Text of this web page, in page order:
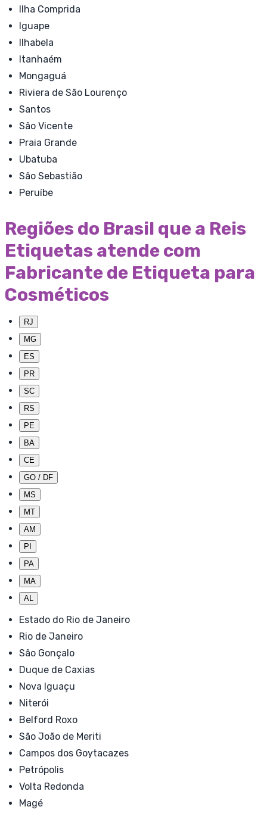
Ilha Comprida
Iguape
Ilhabela
Itanhaém
Mongaguá
Riviera de São Lourenço
Santos
São Vicente
Praia Grande
Ubatuba
São Sebastião
Peruíbe
Regiões do Brasil que a Reis
Etiquetas atende com
Fabricante de Etiqueta para
Cosméticos
RJ
MG
ES
PR
SC
RS
PE
BA
CE
GO / DF
MS
MT
AM
PI
PA
MA
AL
Estado do Rio de Janeiro
Rio de Janeiro
São Gonçalo
Duque de Caxias
Nova Iguaçu
Niterói
Belford Roxo
São João de Meriti
Campos dos Goytacazes
Petrópolis
Volta Redonda
Magé